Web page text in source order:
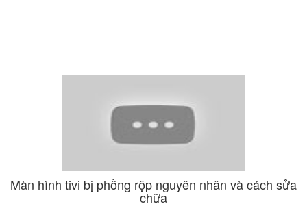
Màn hình tivi bị phồng rộp nguyên nhân và cách sửa
chữa